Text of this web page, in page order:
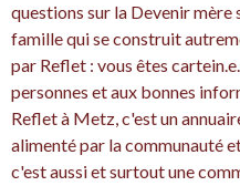
questions sur la Devenir mère
famille qui se construit
par Reflet : vous êtes
personnes et aux bonnes
Reflet à Metz, c'est un
alimenté par la communauté
c'est aussi et surtout une